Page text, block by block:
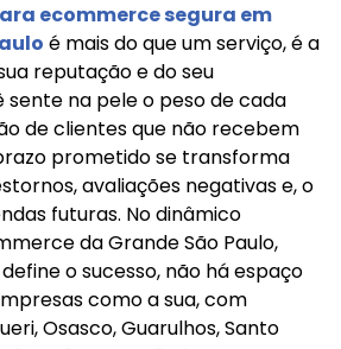
ecommerce segura em
é mais do que um serviço, é a
reputação e do seu
na pele o peso de cada
de clientes que não recebem
prometido se transforma
avaliações negativas e, o
futuras. No dinâmico
da Grande São Paulo,
o sucesso, não há espaço
como a sua, com
Osasco, Guarulhos, Santo